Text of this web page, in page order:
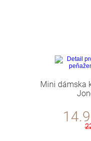
Mini dámska